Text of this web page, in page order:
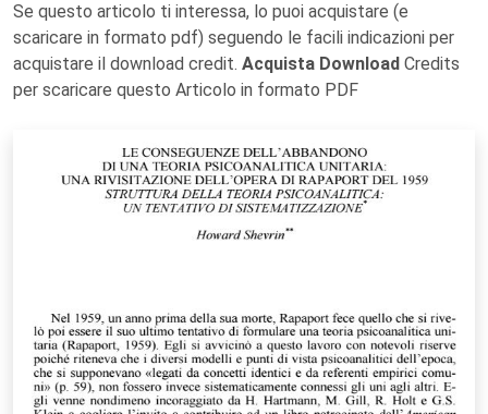
Se questo articolo ti interessa, lo puoi acquistare (e
scaricare in formato pdf) seguendo le facili indicazioni per
acquistare il download credit. Acquista Download Credits
per scaricare questo Articolo in formato PDF